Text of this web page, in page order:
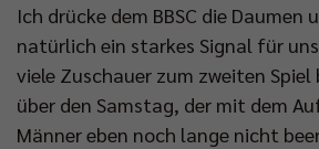
Ich drücke dem BBSC die Daumen
natürlich ein starkes Signal für
viele Zuschauer zum zweiten Spiel
über den Samstag, der mit dem
Männer eben noch lange nicht